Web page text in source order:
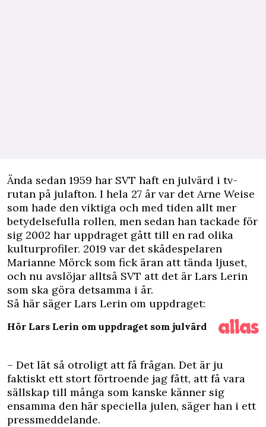
Ända sedan 1959 har SVT haft en julvärd i tv-
rutan på julafton. I hela 27 år var det Arne Weise
som hade den viktiga och med tiden allt mer
betydelsefulla rollen, men sedan han tackade för
sig 2002 har uppdraget gått till en rad olika
kulturprofiler. 2019 var det skådespelaren
Marianne Mörck som fick äran att tända ljuset,
och nu avslöjar alltså SVT att det är Lars Lerin
som ska göra detsamma i år.
Så här säger Lars Lerin om uppdraget:
Hör Lars Lerin om uppdraget som julvärd
– Det lät så otroligt att få frågan. Det är ju
faktiskt ett stort förtroende jag fått, att få vara
sällskap till många som kanske känner sig
ensamma den här speciella julen, säger han i ett
pressmeddelande.